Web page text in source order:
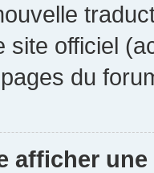
site officiel
du
afficher